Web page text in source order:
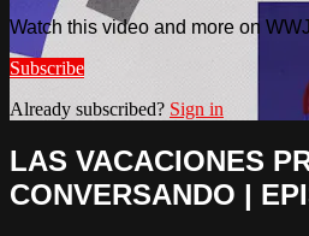
Watch this video and more on
Subscribe
Already subscribed? Sign in
LAS VACACIONES
CONVERSANDO |